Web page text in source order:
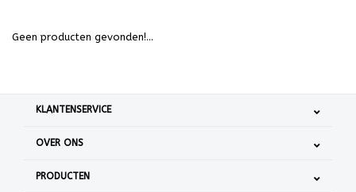
Geen producten gevonden!...
KLANTENSERVICE
OVER ONS
PRODUCTEN